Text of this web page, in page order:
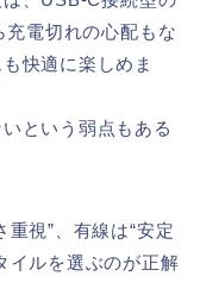
電切れの心配もな
快適に楽しめま
という弱点もある
視”、有線は“安定
イルを選ぶのが正解